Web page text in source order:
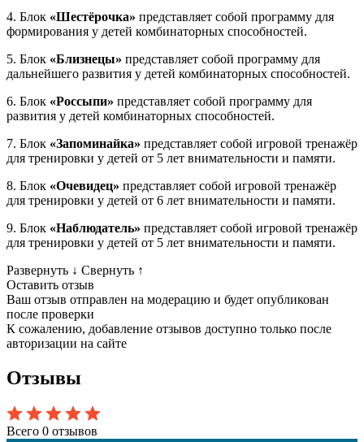
4. Блок «Шестёрочка» представляет собой программу для
формирования у детей комбинаторных способностей.
5. Блок «Близнецы» представляет собой программу для
дальнейшего развития у детей комбинаторных способностей.
6. Блок «Россыпи» представляет собой программу для
развития у детей комбинаторных способностей.
7. Блок «Запоминайка» представляет собой игровой тренажёр
для тренировки у детей от 5 лет внимательности и памяти.
8. Блок «Очевидец» представляет собой игровой тренажёр
для тренировки у детей от 6 лет внимательности и памяти.
9. Блок «Наблюдатель» представляет собой игровой тренажёр
для тренировки у детей от 5 лет внимательности и памяти.
Развернуть ↓ Свернуть ↑
Оставить отзыв
Ваш отзыв отправлен на модерацию и будет опубликован
после проверки
К сожалению, добавление отзывов доступно только после
авторизации на сайте
Отзывы
Всего 0 отзывов